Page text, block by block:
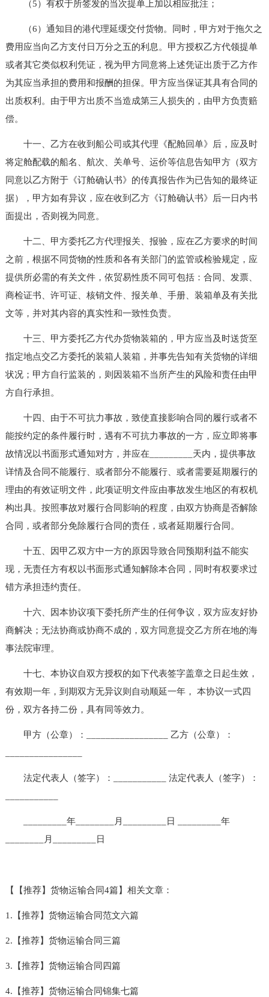
（5）有权于所签发的当次提单上加以相应批注；
（6）通知目的港代理延缓交付货物。同时，甲方对于拖欠之
费用应当向乙方支付日万分之五的利息。甲方授权乙方代领提单
或者其它类似权利凭证，视为甲方同意将上述凭证出质于乙方作
为其应当承担的费用和报酬的担保。甲方应当保证其具有合同的
出质权利。由于甲方出质不当造成第三人损失的，由甲方负责赔
偿。
十一、乙方在收到船公司或其代理《配舱回单》后，应及时
将定舱配载的船名、航次、关单号、运价等信息告知甲方（双方
同意以乙方附于《订舱确认书》的传真报告作为已告知的最终证
据），甲方如有异议，应在收到乙方《订舱确认书》后一日内书
面提出，否则视为同意。
十二、甲方委托乙方代理报关、报验，应在乙方要求的时间
之前，根据不同货物的性质和各有关部门的监管或检验规定，应
提供所必需的有关文件，依贸易性质不同可包括：合同、发票、
商检证书、许可证、核销文件、报关单、手册、装箱单及有关批
文等，并对其内容的真实性和一致性负责。
十三、甲方委托乙方代办货物装箱的，甲方应当及时送货至
指定地点交乙方委托的装箱人装箱，并事先告知有关货物的详细
状况；甲方自行监装的，则因装箱不当所产生的风险和责任由甲
方自行承担。
十四、由于不可抗力事故，致使直接影响合同的履行或者不
能按约定的条件履行时，遇有不可抗力事故的一方，应立即将事
故情况以书面形式通知对方，并应在_________天内，提供事故
详情及合同不能履行、或者部分不能履行、或者需要延期履行的
理由的有效证明文件，此项证明文件应由事故发生地区的有权机
构出具。按照事故对履行合同影响的程度，由双方协商是否解除
合同，或者部分免除履行合同的责任，或者延期履行合同。
十五、因甲乙双方中一方的原因导致合同预期利益不能实
现，无责任方有权以书面形式通知解除本合同，同时有权要求过
错方承担违约责任。
十六、因本协议项下委托所产生的任何争议，双方应友好协
商解决；无法协商或协商不成的，双方同意提交乙方所在地的海
事法院审理。
十七、本协议自双方授权的如下代表签字盖章之日起生效，
有效期一年，到期双方无异议则自动顺延一年， 本协议一式四
份，双方各持二份，具有同等效力。
甲方（公章）：_________________ 乙方（公章）：
法定代表人（签字）：___________ 法定代表人（签字）：
_________年________月_________日 _________年
________月_________日
【【推荐】货物运输合同4篇】相关文章：
1.【推荐】货物运输合同范文六篇
2.【推荐】货物运输合同三篇
3.【推荐】货物运输合同四篇
4.【推荐】货物运输合同锦集七篇